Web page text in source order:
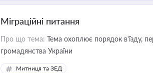
Міграційні питання
Про що тема: Тема охоплює порядок в’їзду,
громадянства України
Митниця та ЗЕД